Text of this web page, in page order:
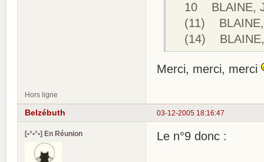
10 BLAINE,
(11) BLAINE,
(14) BLAINE,
Merci, merci, merci
Hors ligne
03-12-2005 18:16:47
Belzébuth
[•°•°•] En Réunion Le n°9 donc :